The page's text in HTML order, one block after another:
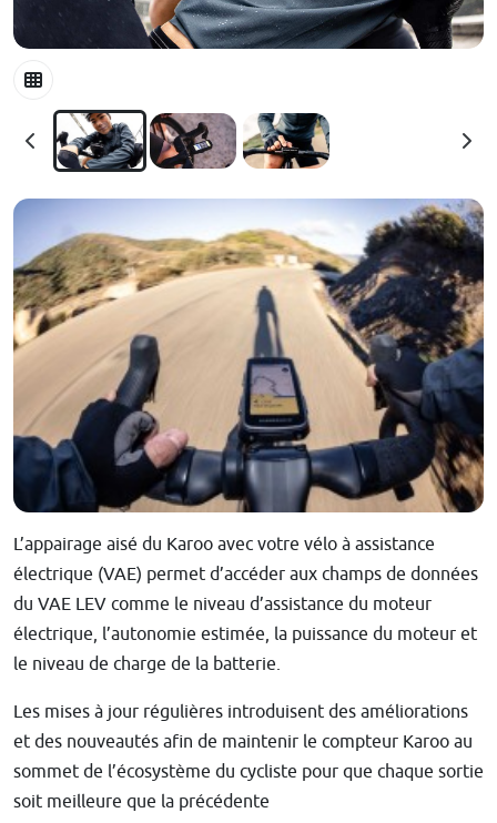
L’appairage aisé du Karoo avec votre vélo à assistance
électrique (VAE) permet d’accéder aux champs de données
du VAE LEV comme le niveau d’assistance du moteur
électrique, l’autonomie estimée, la puissance du moteur et
le niveau de charge de la batterie.
Les mises à jour régulières introduisent des améliorations
et des nouveautés afin de maintenir le compteur Karoo au
sommet de l’écosystème du cycliste pour que chaque sortie
soit meilleure que la précédente